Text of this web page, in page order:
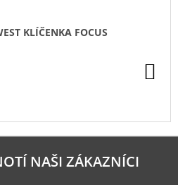
KLÍČENKA FOCUS
NAŠI ZÁKAZNÍCI